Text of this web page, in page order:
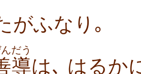
がふなり｡
導
だう
は､ はるか